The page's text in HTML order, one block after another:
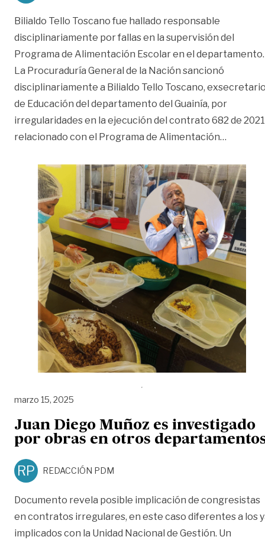
Bilialdo Tello Toscano fue hallado responsable
disciplinariamente por fallas en la supervisión del
Programa de Alimentación Escolar en el departamento.
La Procuraduría General de la Nación sancionó
disciplinariamente a Bilialdo Tello Toscano,
de Educación del departamento del Guainía, por
irregularidades en la ejecución del contrato 682 de
relacionado con el Programa de Alimentación…
marzo 15, 2025
Juan Diego Muñoz es investigado
por obras en otros
RP REDACCIÓN PDM
Documento revela posible implicación de congresistas
en contratos irregulares, en este caso diferentes a los
implicados con la Unidad Nacional de Gestión. Un